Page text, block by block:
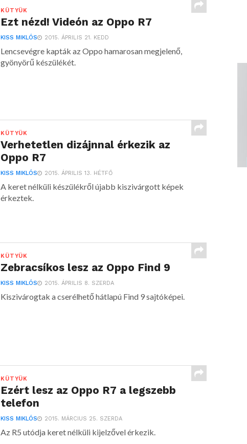
KÜTYÜK
Ezt nézd! Videón az Oppo R7
KISS MIKLÓS 2015. ÁPRILIS 21. KEDD
Lencsevégre kapták az Oppo hamarosan megjelenő,
gyönyörű készülékét.
KÜTYÜK
Verhetetlen dizájnnal érkezik az
Oppo R7
KISS MIKLÓS 2015. ÁPRILIS 13. HÉTFŐ
A keret nélküli készülékről újabb kiszivárgott képek
érkeztek.
KÜTYÜK
Zebracsíkos lesz az Oppo Find 9
KISS MIKLÓS 2015. ÁPRILIS 8. SZERDA
Kiszivárogtak a cserélhető hátlapú Find 9 sajtóképei.
KÜTYÜK
Ezért lesz az Oppo R7 a legszebb
telefon
KISS MIKLÓS 2015. MÁRCIUS 25. SZERDA
Az R5 utódja keret nélküli kijelzővel érkezik.